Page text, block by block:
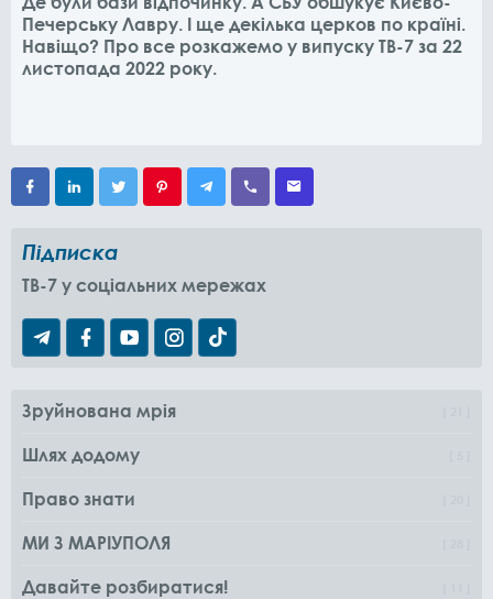
Печерську Лавру. І ще декілька церков по країні.
Навіщо? Про все розкажемо у випуску ТВ-7 за 22
листопада 2022 року.
Підписка
TB-7 у соціальних мережах
Зруйнована мрія
Шлях додому
Право знати
МИ З МАРІУПОЛЯ
Давайте розбиратися!